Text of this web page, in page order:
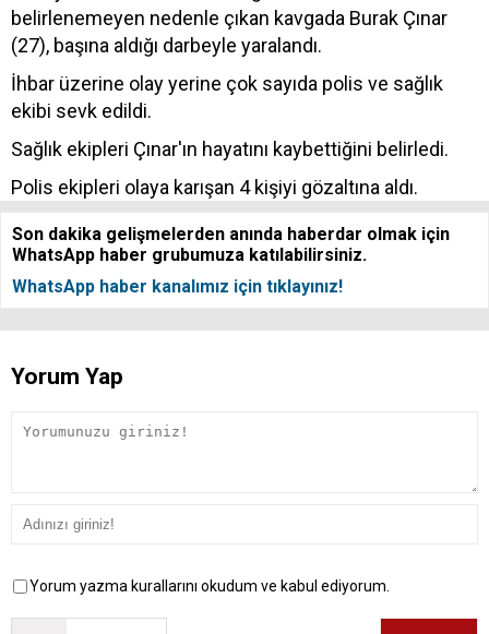
belirlenemeyen nedenle çıkan kavgada Burak Çınar
(27), başına aldığı darbeyle yaralandı.
İhbar üzerine olay yerine çok sayıda polis ve sağlık
ekibi sevk edildi.
Sağlık ekipleri Çınar'ın hayatını kaybettiğini belirledi.
Polis ekipleri olaya karışan 4 kişiyi gözaltına aldı.
Son dakika gelişmelerden anında haberdar olmak için
WhatsApp haber grubumuza katılabilirsiniz.
WhatsApp haber kanalımız için tıklayınız!
Yorum Yap
Yorum yazma kurallarını okudum ve kabul ediyorum.